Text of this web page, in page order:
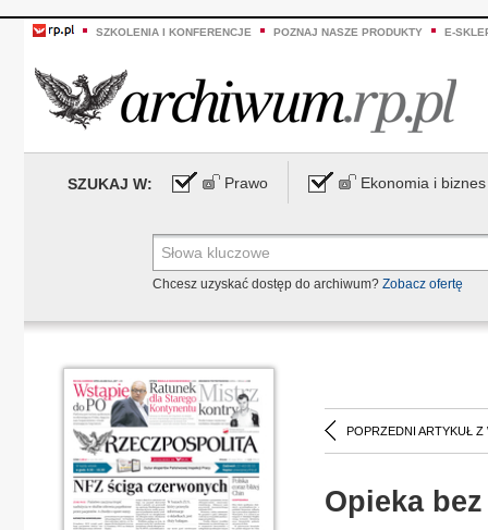
SZKOLENIA I KONFERENCJE POZNAJ NASZE PRODUKTY E-
SZUKAJ W: Prawo Ekonomia i biznes
Chcesz uzyskać dostęp do archiwum? Zobacz ofertę
POPRZEDNI ARTYKUŁ Z
Opieka